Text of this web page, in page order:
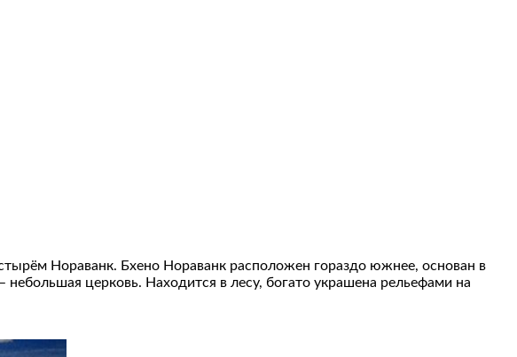
Нораванк. Бхено Нораванк расположен гораздо южнее, основан в
церковь. Находится в лесу, богато украшена рельефами на